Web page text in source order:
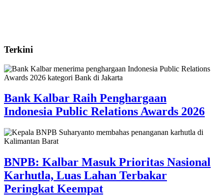
Terkini
Bank Kalbar Raih Penghargaan
Indonesia Public Relations Awards 2026
BNPB: Kalbar Masuk Prioritas Nasional
Karhutla, Luas Lahan Terbakar
Peringkat Keempat